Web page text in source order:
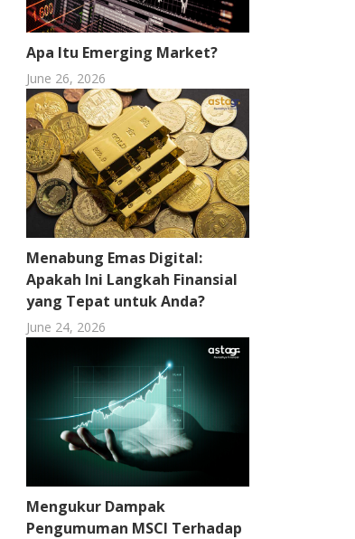
Apa Itu Emerging Market?
June 26, 2026
Menabung Emas Digital:
Apakah Ini Langkah Finansial
yang Tepat untuk Anda?
June 24, 2026
Mengukur Dampak
Pengumuman MSCI Terhadap
Lebih dari Sekadar Gaji:
Membongkar Manfaat
Tersembunyi dari
Rekening Payroll Anda
0
August 20, 2025